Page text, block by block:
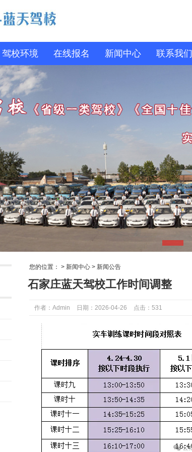
驾校环境 在线报名 新闻中心 联系我们
您的位置： > 新闻中心 > 新闻公告
石家庄蓝天驾校工作时间调整
作者：Admin 日期：2026-04-26 点击：531